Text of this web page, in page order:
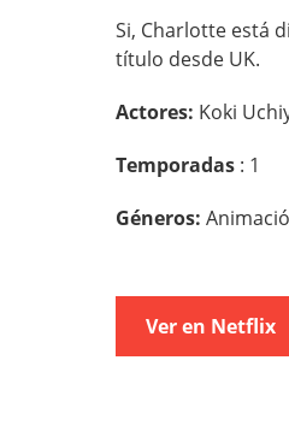
Si, Charlotte está
título desde UK.
Actores: Koki
Temporadas : 1
Géneros:
Ver en Netflix